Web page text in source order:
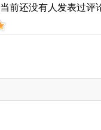
当前还没有人发表过评